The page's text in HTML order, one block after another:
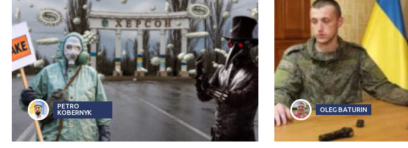
PETRO
KOBERNYK
OLEG BATURIN